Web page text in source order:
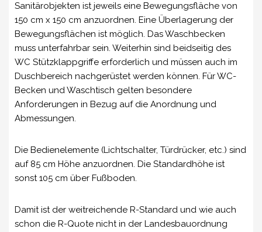
Sanitärobjekten ist jeweils eine Bewegungsfläche von
150 cm x 150 cm anzuordnen. Eine Überlagerung der
Bewegungsflächen ist möglich. Das Waschbecken
muss unterfahrbar sein. Weiterhin sind beidseitig des
WC Stützklappgriffe erforderlich und müssen auch im
Duschbereich nachgerüstet werden können. Für WC-
Becken und Waschtisch gelten besondere
Anforderungen in Bezug auf die Anordnung und
Abmessungen.
Die Bedienelemente (Lichtschalter, Türdrücker, etc.) sind
auf 85 cm Höhe anzuordnen. Die Standardhöhe ist
sonst 105 cm über Fußboden.
Damit ist der weitreichende R-Standard und wie auch
schon die R-Quote nicht in der Landesbauordnung